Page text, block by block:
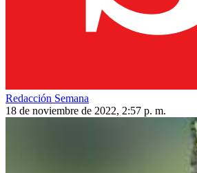
Redacción Semana
18 de noviembre de 2022, 2:57 p. m.